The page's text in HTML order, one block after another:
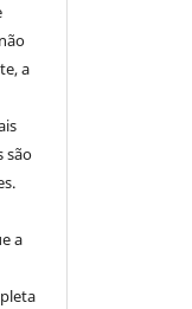
a
são
a